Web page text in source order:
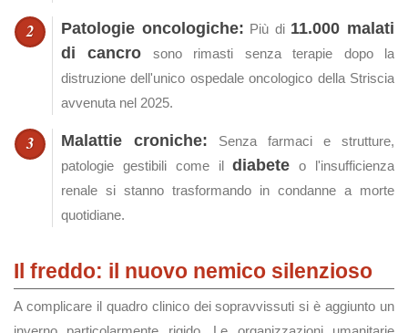
Patologie oncologiche: Più di 11.000 malati
di cancro sono rimasti senza terapie dopo la
distruzione dell'unico ospedale oncologico della Striscia
avvenuta nel 2025.
Malattie croniche: Senza farmaci e strutture,
patologie gestibili come ildiabete o l'insufficienza
renale si stanno trasformando in condanne a morte
quotidiane.
Il freddo: il nuovo nemico silenzioso
A complicare il quadro clinico dei sopravvissuti si è aggiunto un